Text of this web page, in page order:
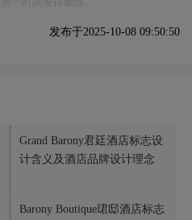
发布于2025-10-08 09:50:50
Grand Barony君廷酒店标志设
计含义及酒店品牌设计理念
Barony Boutique珺邸酒店标志